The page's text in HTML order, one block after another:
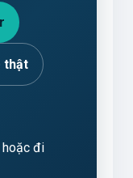
thật
đi